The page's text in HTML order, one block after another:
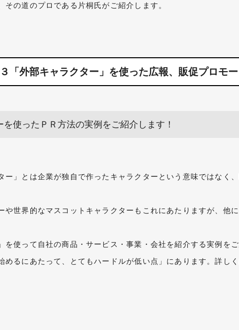
、その道のプロである片桐氏がご紹介します。
「外部キャラクター」を使った広報、販促プロモ
使ったＰＲ方法の実例をご紹介します！
ー」とは企業が独自で作ったキャラクターという意味ではなく
や世界的なマスコットキャラクターもこれにあたりますが、他
を使って自社の商品・サービス・事業・会社を紹介する実例を
めるにあたって、とてもハードルが低い点」にあります。詳し